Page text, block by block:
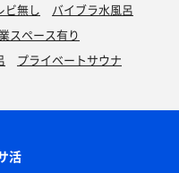
ビ無し
バイブラ水風呂
スペース有り
プライベートサウナ
活